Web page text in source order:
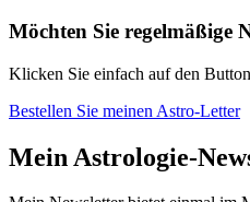
Möchten Sie regelmäßige
Klicken Sie einfach auf den
Bestellen Sie meinen Astro-Letter
Mein Astrologie-